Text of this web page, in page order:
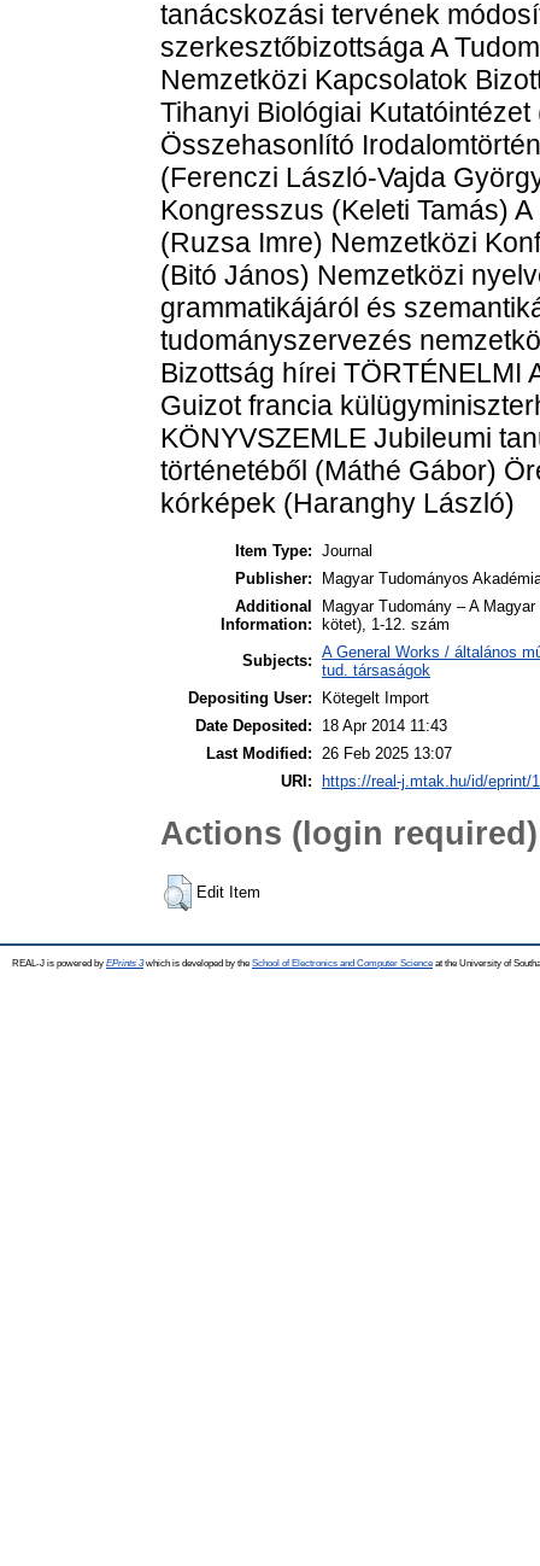
Item Type: Journal
Publisher:
Magyar Tudományos
Additional
Information:
Magyar Tudomány – A
kötet), 1-12. szám
Subjects: A General Works / általános
tud. társaságok
Depositing User:
Kötegelt Import
Date Deposited:
18 Apr 2014 11:43
Last Modified:
26 Feb 2025 13:07
URI: https://real-j.mtak.hu/id/eprint/
Actions (login required)
Edit Item
REAL-J is powered by EPrints 3which is developed by the School of Electronics and Computer Science at the University of